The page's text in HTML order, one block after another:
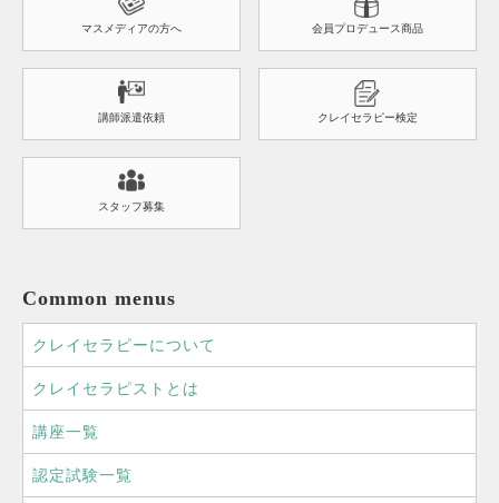
マスメディアの方へ 会員プロデュース商品
講師派遣依頼 クレイセラピー検定
スタッフ募集
Common menus
クレイセラピーについて
クレイセラピストとは
講座一覧
認定試験一覧